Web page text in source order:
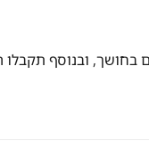
וכמובן זוהרים בחושך,